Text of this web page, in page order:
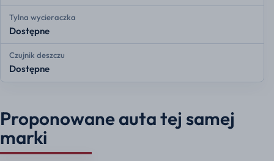
Tylna wycieraczka
Dostępne
Czujnik deszczu
Dostępne
Proponowane auta tej samej
marki